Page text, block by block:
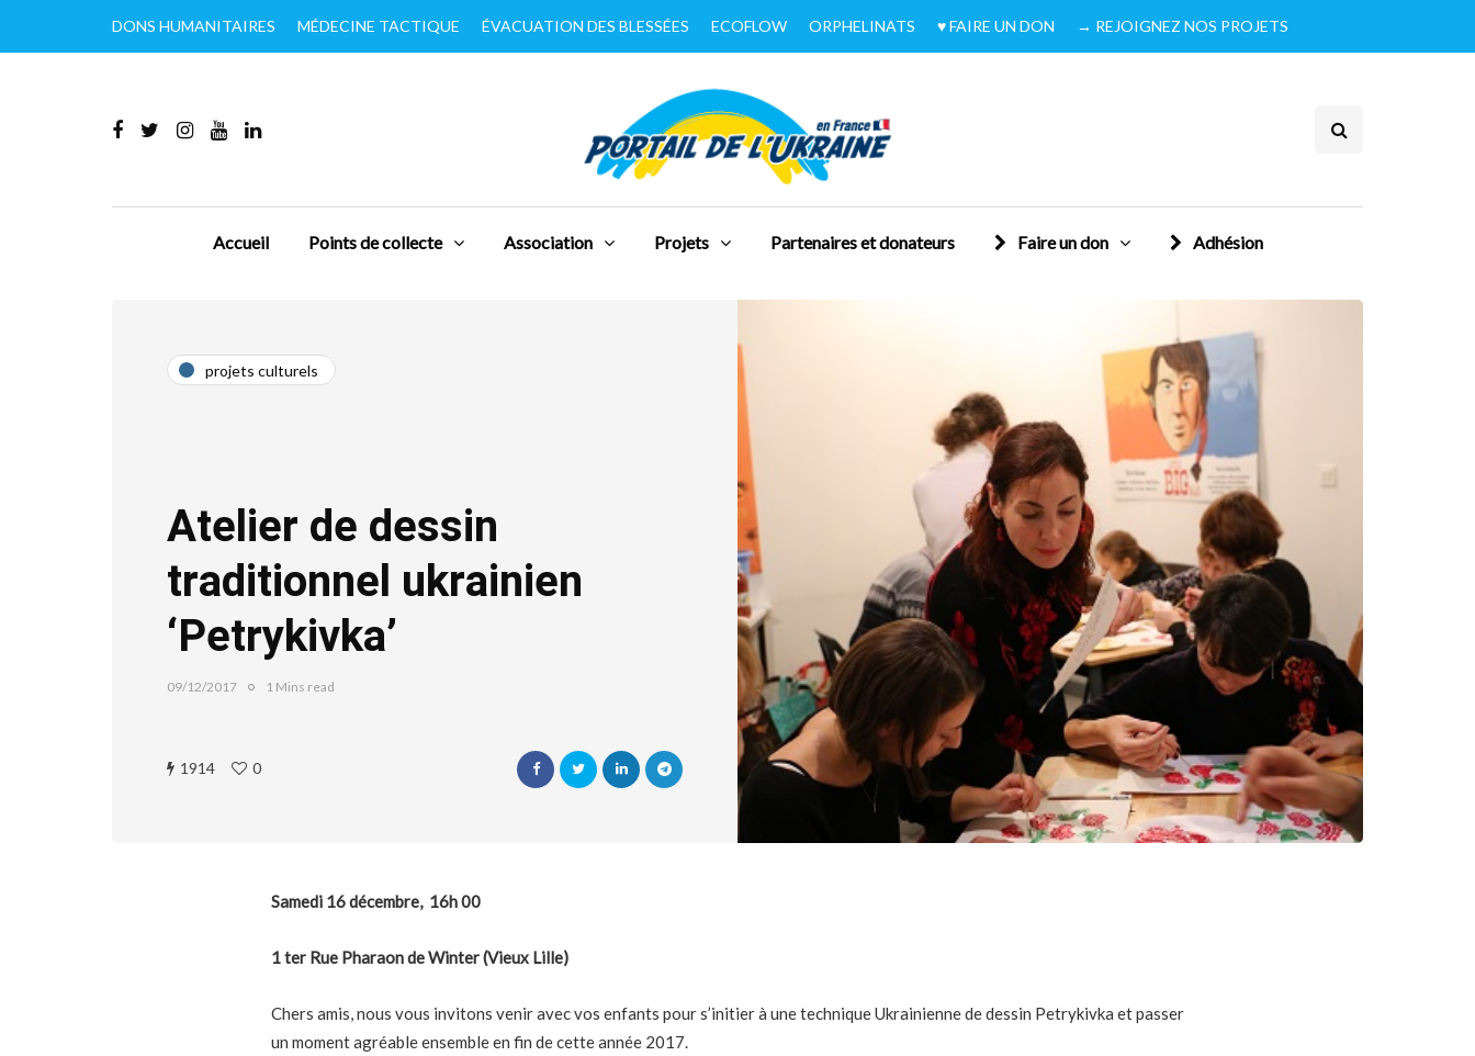
DONS HUMANITAIRES MÉDECINE TACTIQUE ÉVACUATION DES BLESSÉES ECOFLOW ORPHELINATS ♥︎ FAIRE UN DON → REJOIGNEZ NOS PROJETS
Accueil Points de collecte Association Projets Partenaires et donateurs Adhésion
Faire un don
projets culturels
Atelier de dessin
traditionnel ukrainien
‘Petrykivka’
09/12/2017 1 Mins read
1914 0
Samedi 16 décembre, 16h 00
1 ter Rue Pharaon de Winter(Vieux Lille)
Chers amis, nous vous invitons venir avec vos enfants pour s’initier à une technique Ukrainienne de dessin Petrykivka et passer
un moment agréable ensemble en fin de cette année 2017.